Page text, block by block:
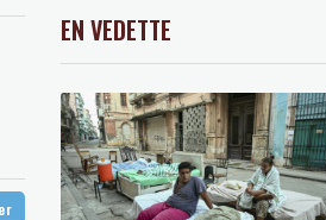
cérémonie pour la liberté de la presse
chez eux
Ormuz
0.86%
-0.41%
2.08% 4302.47
EN VEDETTE